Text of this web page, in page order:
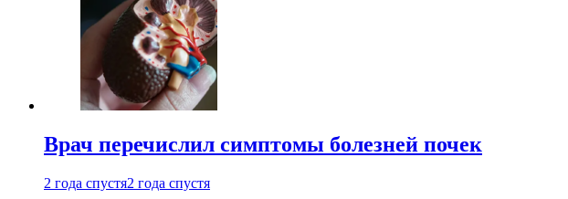
Врач перечислил симптомы болезней почек
2 года спустя2 года спустя